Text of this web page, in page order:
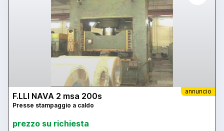
annuncio
F.LLI NAVA 2 msa 200s
Presse stampaggio a caldo
prezzo su richiesta